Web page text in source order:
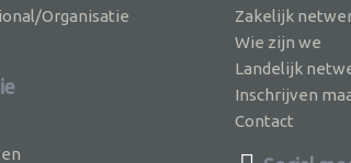
Organisatie
Zakelijk
Wie zijn we
Landelijk
Inschrijven
Contact